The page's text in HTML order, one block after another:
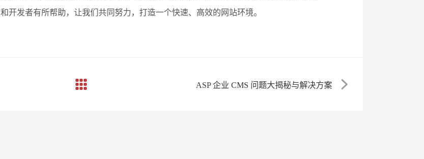
开发者有所帮助，让我们共同努力，打造一个快速、高效的网站环境。
ASP 企业 CMS 问题大揭秘与解决方案